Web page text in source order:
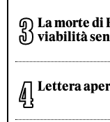
La morte di
viabilità
Lettera